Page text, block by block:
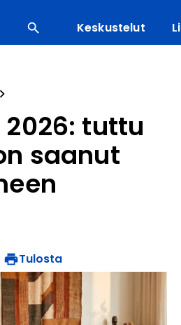
Keskustelut
tuttu
saanut
Tulosta